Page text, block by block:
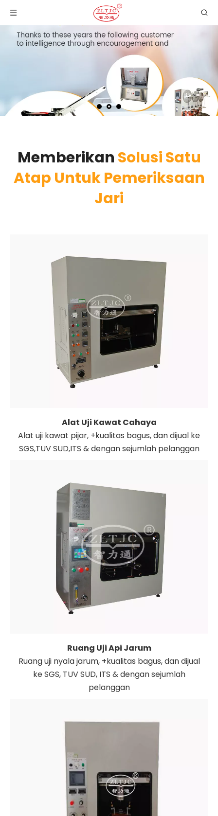
Memberikan Solusi Satu
Atap Untuk Pemeriksaan
Jari
Alat Uji Kawat Cahaya
Alat uji kawat pijar, +kualitas bagus, dan dijual ke
SGS,TUV SUD,ITS & dengan sejumlah pelanggan
Ruang Uji Api Jarum
Ruang uji nyala jarum, +kualitas bagus, dan dijual
ke SGS, TUV SUD, ITS & dengan sejumlah
pelanggan